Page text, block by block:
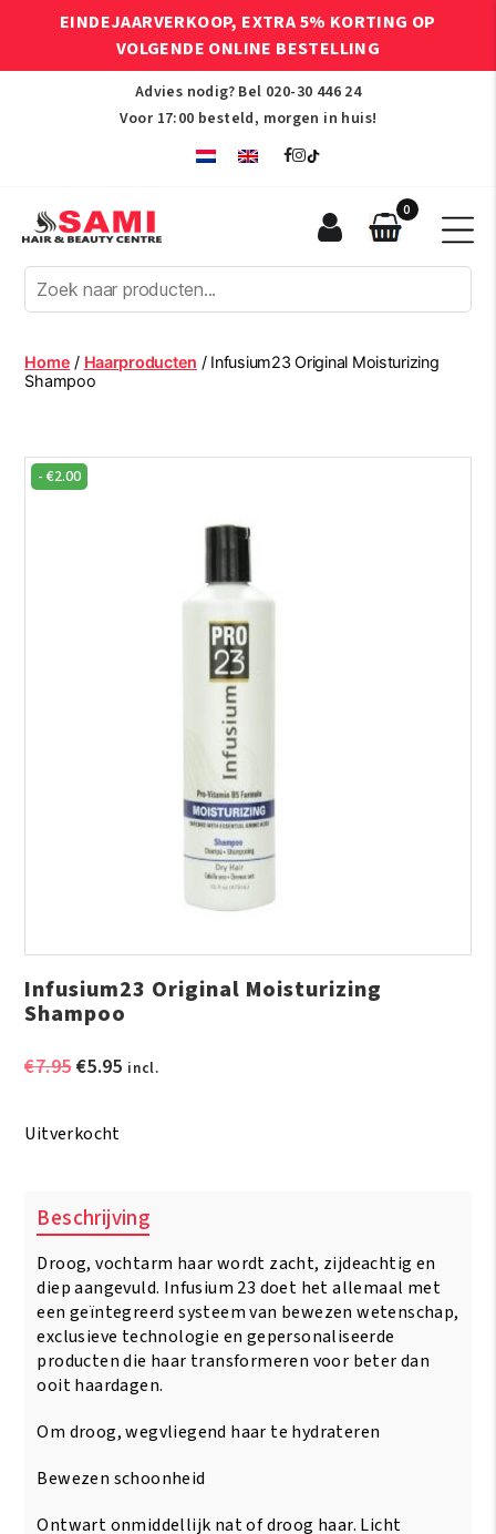
EINDEJAARVERKOOP, EXTRA 5% KORTING OP
VOLGENDE ONLINE BESTELLING
Advies nodig? Bel 020-30 446 24
Voor 17:00 besteld, morgen in huis!
Afro
Hair
Beauty
Centre
0
Home / Haarproducten / Infusium23 Original Moisturizing
Shampoo
-€2.00
Infusium23 Original Moisturizing
Shampoo
€7.95Oorspronkelijke
€7.95.
€5.95Huidige
incl.
Uitverkocht
Beschrijving
Droog, vochtarm haar wordt zacht, zijdeachtig en
diep aangevuld. Infusium 23 doet het allemaal met
een geïntegreerd systeem van bewezen wetenschap,
exclusieve technologie en gepersonaliseerde
producten die haar transformeren voor beter dan
ooit haardagen.
Om droog, wegvliegend haar te hydrateren
Bewezen schoonheid
Ontwart onmiddellijk nat of droog haar. Licht